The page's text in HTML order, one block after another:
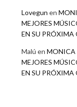
Lovegun en
MEJORES
EN SU PRÓXIMA
Malú en MONICA
MEJORES
EN SU PRÓXIMA